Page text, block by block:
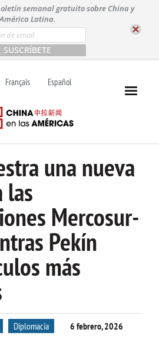
semanal gratuito sobre China y
Latina.
E
m
a
i
*
Français Español
una nueva
las
Mercosur-
Pekín
más
Diplomacia
6 febrero, 2026